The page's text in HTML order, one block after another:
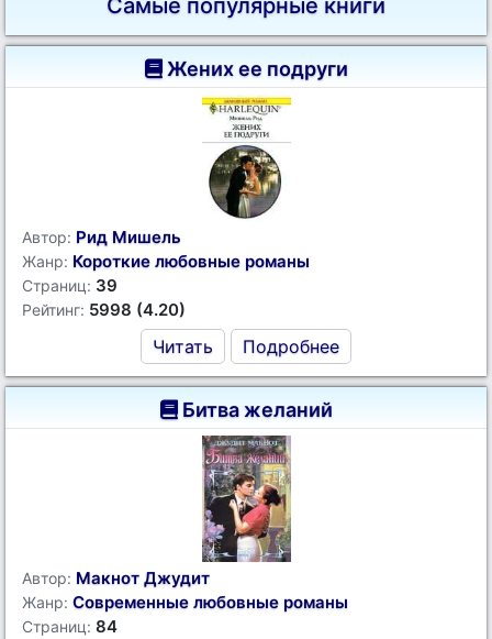
Самые популярные книги
Жених ее подруги
Автор: Рид Мишель
Жанр: Короткие любовные романы
Страниц: 39
Рейтинг: 5998 (4.20)
Читать Подробнее
Битва желаний
Автор: Макнот Джудит
Жанр: Современные любовные романы
Страниц: 84